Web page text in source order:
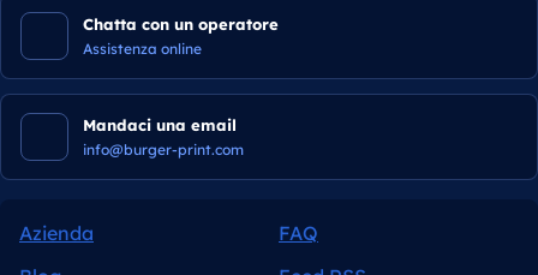
Chatta con un operatore
Assistenza online
Mandaci una email
info@burger-print.com
Azienda
FAQ